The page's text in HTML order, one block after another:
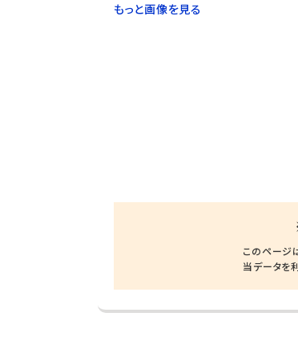
もっと画像を見る
このページ
当データを